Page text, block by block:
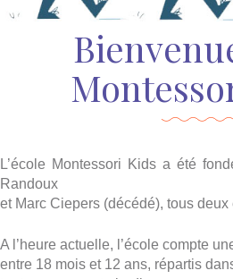
L’école Montessori Kids a été
Randoux
et Marc Ciepers (décédé), tous
A l’heure actuelle, l’école compte
entre 18 mois et 12 ans, répartis